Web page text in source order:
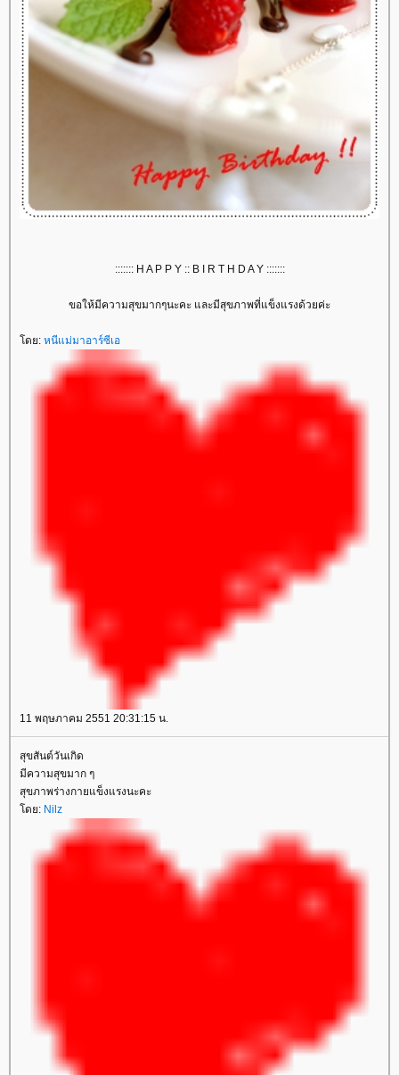
::::::: H A P P Y :: B I R T H D A Y :::::::
ขอให้มีความสุขมากๆนะคะ และมีสุขภาพที่แข็งแรงด้วยค่ะ
โดย: หนีแม่มาอาร์ซีเอ
11 พฤษภาคม 2551 20:31:15 น.
สุขสันต์วันเกิด
มีความสุขมาก ๆ
สุขภาพร่างกายแข็งแรงนะคะ
โดย: Nilz